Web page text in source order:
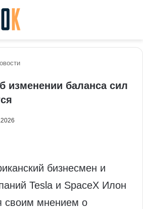
изменении баланса сил
бизнесмен и
Tesla и SpaceX Илон
своим мнением о